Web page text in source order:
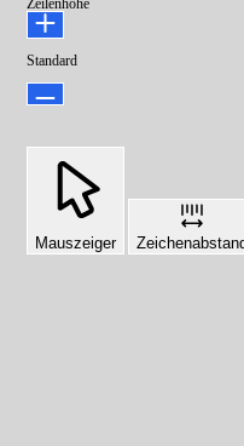
Zeilenhöhe
Standard
Mauszeiger